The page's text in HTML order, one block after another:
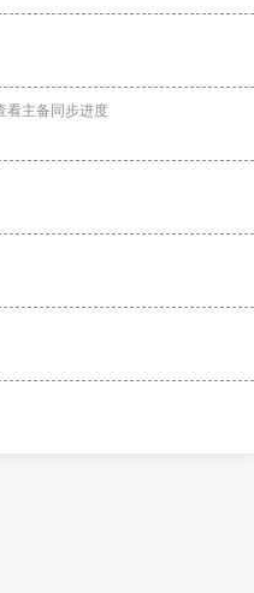
看主备同步进度